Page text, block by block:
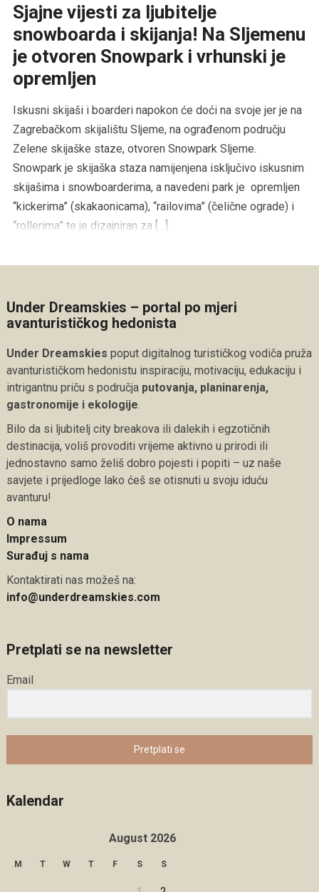
Sjajne vijesti za ljubitelje
snowboarda i skijanja! Na Sljemenu
je otvoren Snowpark i vrhunski je
opremljen
Iskusni skijaši i boarderi napokon će doći na svoje jer je na
Zagrebačkom skijalištu Sljeme, na ograđenom području
Zelene skijaške staze, otvoren Snowpark Sljeme.
Snowpark je skijaška staza namijenjena isključivo iskusnim
skijašima i snowboarderima, a navedeni park je opremljen
“kickerima” (skakaonicama), “railovima” (čelične ograde) i
“rollerima” te je dizajniran za […]
Under Dreamskies – portal po mjeri
avanturističkog hedonista
Under Dreamskies poput digitalnog turističkog vodiča pruža
avanturističkom hedonistu inspiraciju, motivaciju, edukaciju i
intrigantnu priču s područja putovanja, planinarenja,
gastronomije i ekologije.
Bilo da si ljubitelj city breakova ili dalekih i egzotičnih
destinacija, voliš provoditi vrijeme aktivno u prirodi ili
jednostavno samo želiš dobro pojesti i popiti – uz naše
savjete i prijedloge lako ćeš se otisnuti u svoju iduću
avanturu!
O nama
Impressum
Surađuj s nama
Kontaktirati nas možeš na:
info@underdreamskies.com
Pretplati se na newsletter
Email
Pretplati se
Kalendar
August 2026
M T W T F S S